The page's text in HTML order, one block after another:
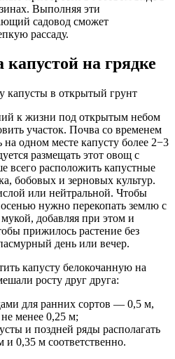
Выполняя эти
садовод сможет
рассаду.
капустой на грядке
к жизни под открытым небом
участок. Почва со временем
на одном месте капусту более 2−3
размещать этот овощ с
всего расположить капустные
бобовых и зерновых культур.
или нейтральной. Чтобы
нужно перекопать землю с
добавляя при этом и
прижилось растение без
день или вечер.
капусту белокочанную на
росту друг друга:
для ранних сортов — 0,5 м,
менее 0,25 м;
и поздней ряды располагать
0,35 м соответственно.